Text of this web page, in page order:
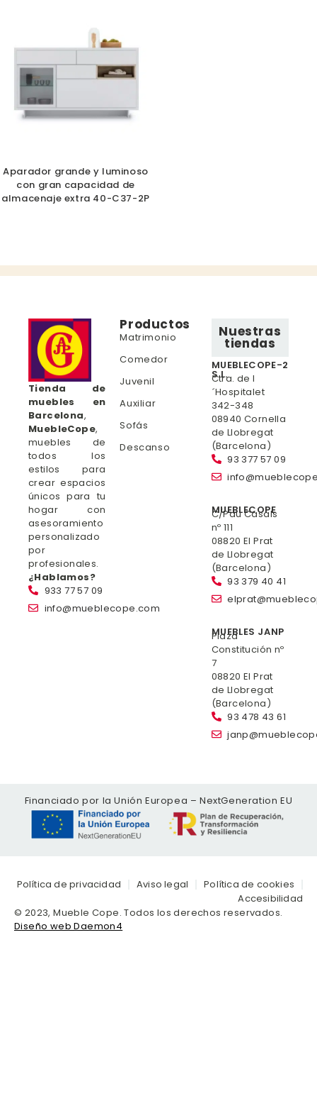
Aparador grande y luminoso
con gran capacidad de
almacenaje extra 40-C37-2P
Tienda de
muebles en
Barcelona,
MuebleCope,
muebles de
todos los
estilos para
crear espacios
únicos para tu
hogar con
asesoramiento
personalizado
por
profesionales.
¿Hablamos?
933 77 57 09
info@mueblecope.com
Productos
Matrimonio
Comedor
Juvenil
Auxiliar
Sofás
Descanso
Nuestras
tiendas
MUEBLECOPE-2
S.L.
Ctra. de l
´Hospitalet
342-348
08940 Cornella
de Llobregat
(Barcelona)
93 377 57 09
MUEBLECOPE
C/Pau Casals
nº 111
08820 El Prat
de Llobregat
(Barcelona)
93 379 40 41
MUEBLES JANP
Plaza
Constitución nº
7
08820 El Prat
de Llobregat
(Barcelona)
93 478 43 61
Financiado por la Unión Europea – NextGeneration EU
© 2023, Mueble Cope. Todos los derechos reservados.
Diseño web Daemon4
Política de privacidad Aviso legal
Política de cookies
Accesibilidad